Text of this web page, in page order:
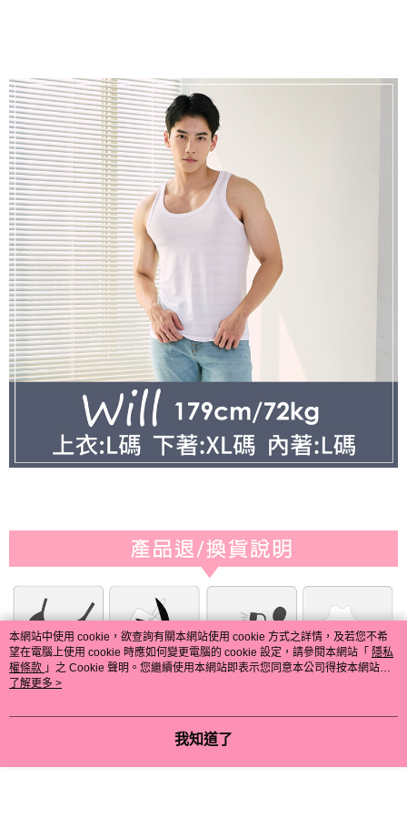
本網站中使用 cookie，欲查詢有關本網站使用 cookie 方式之詳情，及若您不希
望在電腦上使用 cookie 時應如何變更電腦的 cookie 設定，請參閱本網站「 隱私
權條款 」之 Cookie 聲明。您繼續使用本網站即表示您同意本公司得按本網站使
用條款之 Cookie 聲明使用 cookie。
了解更多 >
我知道了